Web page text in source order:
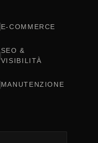
E-COMMERCE
SEO &
VISIBILITÀ
MANUTENZIONE